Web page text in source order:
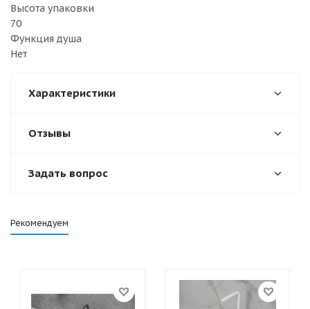
Высота упаковки
70
Функция душа
Нет
Характеристики
Отзывы
Задать вопрос
Рекомендуем